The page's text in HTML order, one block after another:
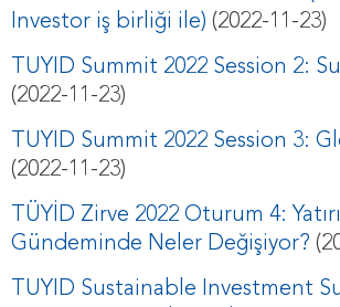
Investor iş birliği ile) (2022-11-23)
TUYID Summit 2022 Session 2:
(2022-11-23)
TUYID Summit 2022 Session 3:
(2022-11-23)
TÜYİD Zirve 2022 Oturum 4:
Gündeminde Neler Değişiyor?
TUYID Sustainable Investment